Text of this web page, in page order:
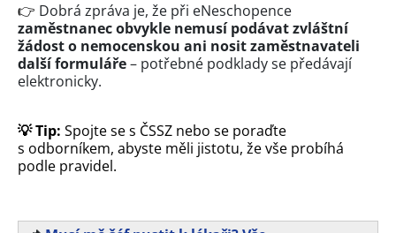
👉 Dobrá zpráva je, že při eNeschopence
zaměstnanec obvykle nemusí podávat zvláštní
žádost o nemocenskou ani nosit zaměstnavateli
další formuláře– potřebné podklady se předávají
elektronicky.
💡 Tip: Spojte se s ČSSZ nebo se poraďte
s odborníkem, abyste měli jistotu, že vše probíhá
podle pravidel.